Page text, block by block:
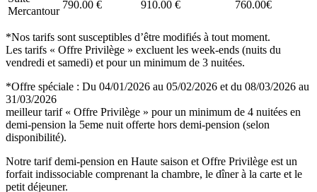
Mercantour
790.00 € 910.00 € 760.00€
*Nos tarifs sont susceptibles d’être modifiés à tout moment.
Les tarifs « Offre Privilège » excluent les week-ends (nuits du
vendredi et samedi) et pour un minimum de 3 nuitées.
*Offre spéciale : Du 04/01/2026 au 05/02/2026 et du 08/03/2026 au
31/03/2026
meilleur tarif « Offre Privilège » pour un minimum de 4 nuitées en
demi-pension la 5eme nuit offerte hors demi-pension (selon
disponibilité).
Notre tarif demi-pension en Haute saison et Offre Privilège est un
forfait indissociable comprenant la chambre, le dîner à la carte et le
petit déjeuner.